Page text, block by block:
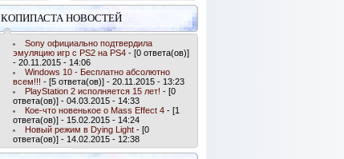
КОПИПАСТА НОВОСТЕЙ
Sony официально подтвердила
эмуляцию игр с PS2 на PS4 - [0 ответа(ов)]
- 20.11.2015 - 14:06
Windows 10 - Бесплатно абсолютно
всем!!! - [5 ответа(ов)] - 20.11.2015 - 13:23
PlayStation 2 исполняется 15 лет! - [0
ответа(ов)] - 04.03.2015 - 14:33
Кое-что новенькое о Mass Effect 4 - [1
ответа(ов)] - 15.02.2015 - 14:24
Новый режим в Dying Light - [0
ответа(ов)] - 14.02.2015 - 12:38